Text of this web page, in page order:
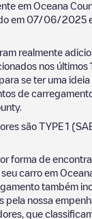
em Oceana
em 07/06/2025
realmente
nos últimos
se ter uma
de
.
são TYPE 1
forma de
carro em
também
pela nossa
que